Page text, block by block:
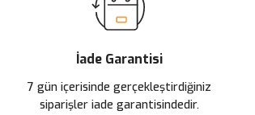
İade Garantisi
7 gün içerisinde gerçekleştirdiğiniz
siparişler iade garantisindedir.